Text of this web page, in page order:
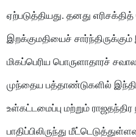
ஏற்படுத்தியது. தனது
இறக்குமதியைச் சார்ந்திருக்கும்
மிகப்பெரிய பொருளாதாரச்
முந்தைய பத்தாண்டுகளில்
உள்கட்டமைப்பு மற்றும்
பாதிப்பிலிருந்து